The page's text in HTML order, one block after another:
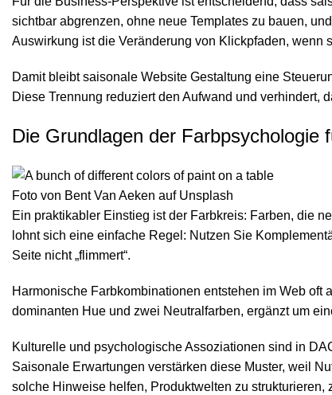
sichtbar abgrenzen, ohne neue Templates zu bauen,
Auswirkung ist die Veränderung von Klickpfaden, wenn
Damit bleibt saisonale Website Gestaltung eine
Diese Trennung reduziert den Aufwand und verhindert,
Die Grundlagen der Farbpsychologie
Foto von Bent Van Aeken auf Unsplash
Ein praktikabler Einstieg ist der Farbkreis: Farben, die
lohnt sich eine einfache Regel: Nutzen Sie
Seite nicht „flimmert“.
Harmonische Farbkombinationen entstehen im Web
dominanten Hue und zwei Neutralfarben, ergänzt um
Kulturelle und psychologische Assoziationen sind in
Saisonale Erwartungen verstärken diese Muster, weil
solche Hinweise helfen, Produktwelten zu strukturieren,